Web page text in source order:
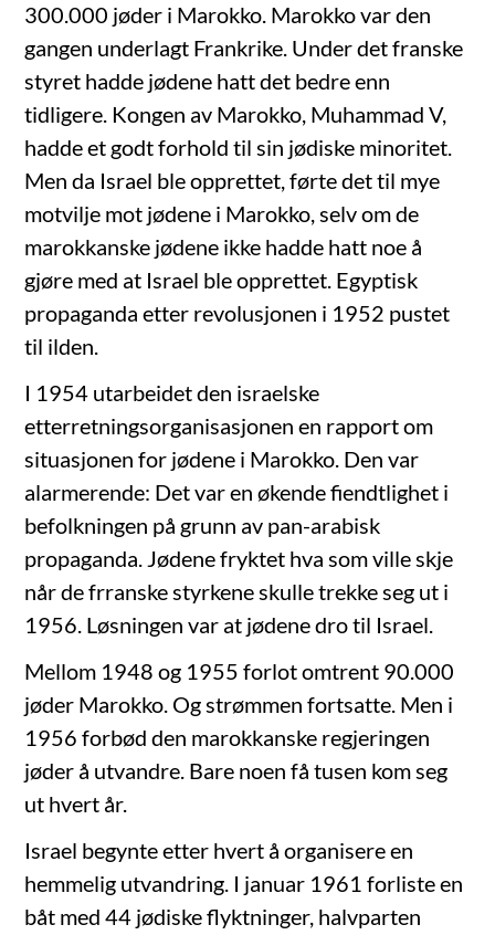
300.000 jøder i Marokko. Marokko var den
gangen underlagt Frankrike. Under det franske
styret hadde jødene hatt det bedre enn
tidligere. Kongen av Marokko, Muhammad V,
hadde et godt forhold til sin jødiske minoritet.
Men da Israel ble opprettet, førte det til mye
motvilje mot jødene i Marokko, selv om de
marokkanske jødene ikke hadde hatt noe å
gjøre med at Israel ble opprettet. Egyptisk
propaganda etter revolusjonen i 1952 pustet
til ilden.
I 1954 utarbeidet den israelske
etterretningsorganisasjonen en rapport om
situasjonen for jødene i Marokko. Den var
alarmerende: Det var en økende fiendtlighet i
befolkningen på grunn av pan-arabisk
propaganda. Jødene fryktet hva som ville skje
når de frranske styrkene skulle trekke seg ut i
1956. Løsningen var at jødene dro til Israel.
Mellom 1948 og 1955 forlot omtrent 90.000
jøder Marokko. Og strømmen fortsatte. Men i
1956 forbød den marokkanske regjeringen
jøder å utvandre. Bare noen få tusen kom seg
ut hvert år.
Israel begynte etter hvert å organisere en
hemmelig utvandring. I januar 1961 forliste en
båt med 44 jødiske flyktninger, halvparten